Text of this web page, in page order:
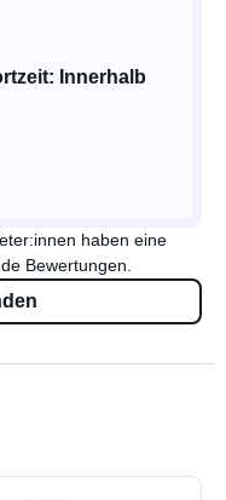
Innerhalb
haben eine
Bewertungen.